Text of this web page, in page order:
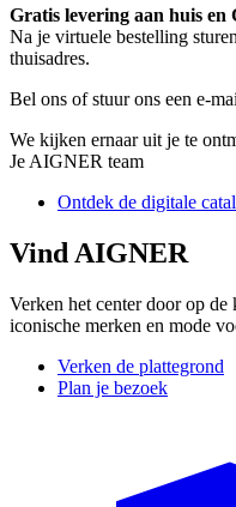
Gratis levering aan huis
Na je virtuele bestelling
thuisadres.
Bel ons of stuur ons een e-
We kijken ernaar uit je te
Je AIGNER team
Ontdek de digitale
Vind AIGNER
Verken het center door op
iconische merken en mode
Verken de plattegrond
Plan je bezoek